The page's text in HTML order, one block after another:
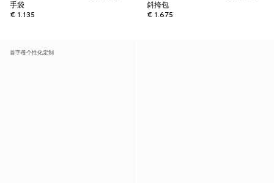
手袋
€ 1.135
斜挎包
€ 1.675
首字母个性化定制